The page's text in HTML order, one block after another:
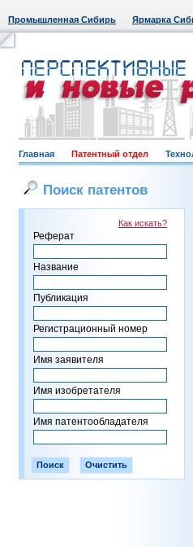
Промышленная Сибирь Ярмарка
Главная Патентный отдел
Поиск патентов
Как искать?
Реферат
Название
Публикация
Регистрационный номер
Имя заявителя
Имя изобретателя
Имя патентообладателя